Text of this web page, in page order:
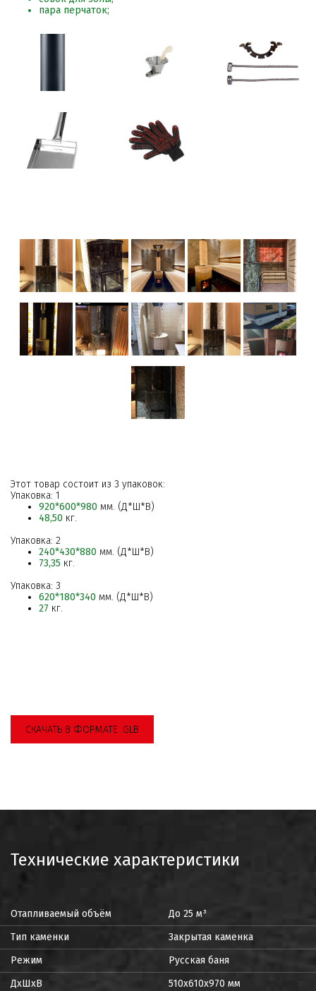
пара перчаток;
Этот товар состоит из 3 упаковок:
Упаковка: 1
920*600*980 мм. (Д*Ш*В)
48,50 кг.
Упаковка: 2
240*430*880 мм. (Д*Ш*В)
73,35 кг.
Упаковка: 3
620*180*340 мм. (Д*Ш*В)
27 кг.
СКАЧАТЬ В ФОРМАТЕ .GLB
Технические характеристики
Отапливаемый объём
До 25 м³
Тип каменки
Закрытая каменка
Режим
Русская баня
ДxШxВ
510х610х970 мм